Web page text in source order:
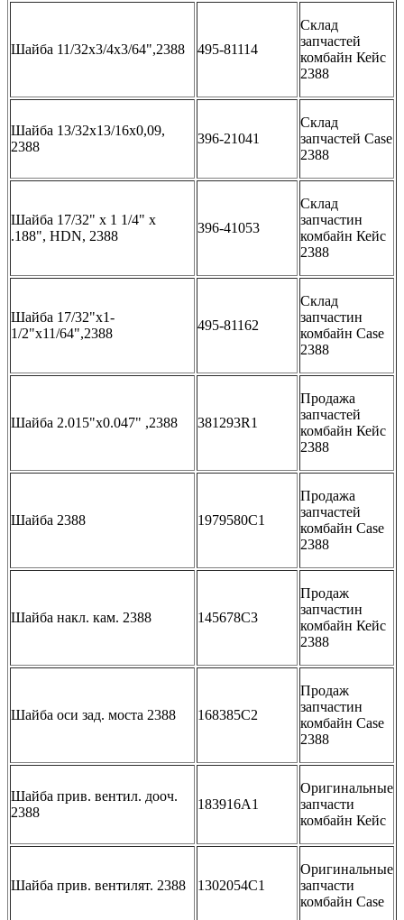
Шайба 11/32x3/4x3/64",2388 495-81114
Склад
запчастей
комбайн Кейс
2388
Шайба 13/32х13/16х0,09,
2388
396-21041
Склад
запчастей Case
2388
Шайба 17/32" x 1 1/4" x
.188", HDN, 2388
396-41053
Склад
запчастин
комбайн Кейс
2388
Шайба 17/32"х1-
1/2"х11/64",2388
495-81162
Склад
запчастин
комбайн Case
2388
Шайба 2.015"х0.047" ,2388 381293R1
Продажа
запчастей
комбайн Кейс
2388
Шайба 2388 1979580C1
Продажа
запчастей
комбайн Case
2388
Шайба накл. кам. 2388 145678C3
Продаж
запчастин
комбайн Кейс
2388
Шайба оси зад. моста 2388 168385C2
Продаж
запчастин
комбайн Case
2388
Шайба прив. вентил. дооч.
2388
183916A1
Оригинальные
запчасти
комбайн Кейс
Шайба прив. вентилят. 2388 1302054C1
Оригинальные
запчасти
комбайн Case